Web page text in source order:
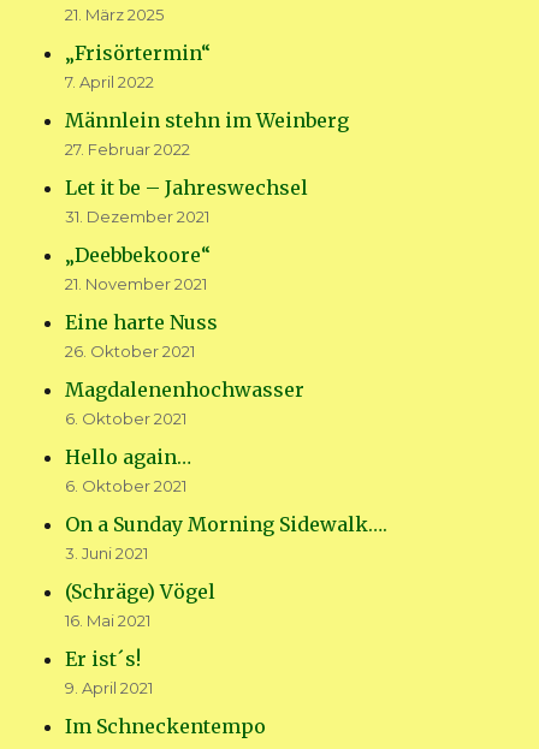
21. März 2025
„Frisörtermin“
7. April 2022
Männlein stehn im Weinberg
27. Februar 2022
Let it be – Jahreswechsel
31. Dezember 2021
„Deebbekoore“
21. November 2021
Eine harte Nuss
26. Oktober 2021
Magdalenenhochwasser
6. Oktober 2021
Hello again…
6. Oktober 2021
On a Sunday Morning Sidewalk….
3. Juni 2021
(Schräge) Vögel
16. Mai 2021
Er ist´s!
9. April 2021
Im Schneckentempo